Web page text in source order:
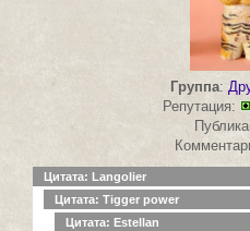
Группа:
Репутация:
Цитата: Langolier
Цитата: Tigger power
Цитата: Estellan